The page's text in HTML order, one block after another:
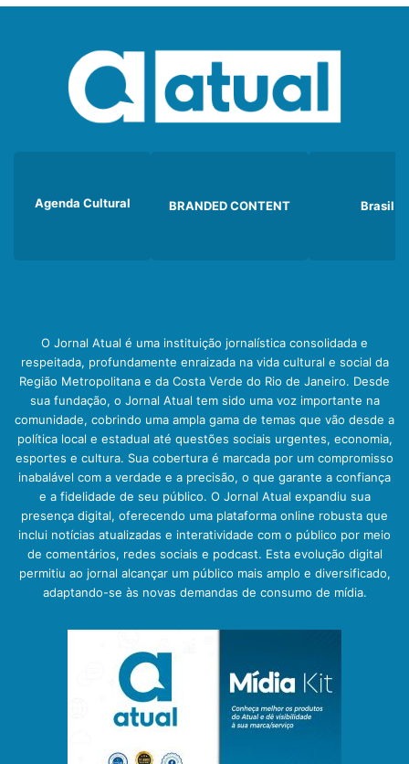
Agenda Cultural BRANDED CONTENT Brasil
O Jornal Atual é uma instituição jornalística consolidada e
respeitada, profundamente enraizada na vida cultural e social da
Região Metropolitana e da Costa Verde do Rio de Janeiro. Desde
sua fundação, o Jornal Atual tem sido uma voz importante na
comunidade, cobrindo uma ampla gama de temas que vão desde a
política local e estadual até questões sociais urgentes, economia,
esportes e cultura. Sua cobertura é marcada por um compromisso
inabalável com a verdade e a precisão, o que garante a confiança
e a fidelidade de seu público. O Jornal Atual expandiu sua
presença digital, oferecendo uma plataforma online robusta que
inclui notícias atualizadas e interatividade com o público por meio
de comentários, redes sociais e podcast. Esta evolução digital
permitiu ao jornal alcançar um público mais amplo e diversificado,
adaptando-se às novas demandas de consumo de mídia.